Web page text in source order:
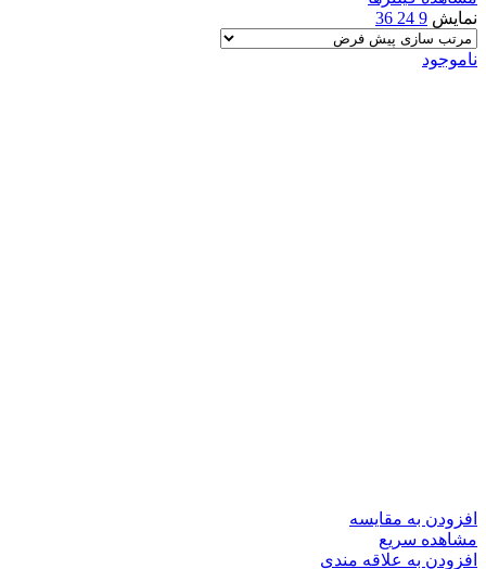
نمایش 9
24
36
ناموجود
افزودن به مقایسه
مشاهده سریع
افزودن به علاقه مندی